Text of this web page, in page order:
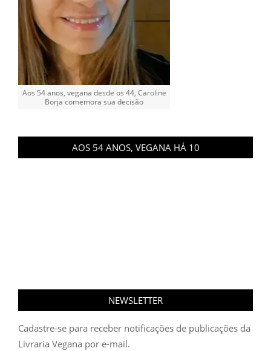
Aos 54 anos, vegana desde os 44, Caroline
Borja comemora sua decisão
AOS 54 ANOS, VEGANA HÁ 10
NEWSLETTER
Cadastre-se para receber notificações de publicações da
Livraria Vegana por e-mail.